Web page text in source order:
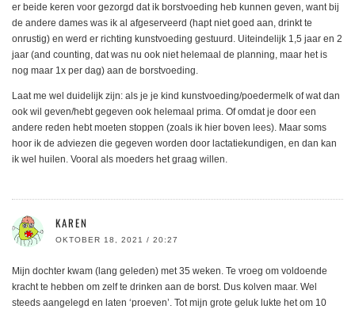
er beide keren voor gezorgd dat ik borstvoeding heb kunnen geven, want bij
de andere dames was ik al afgeserveerd (hapt niet goed aan, drinkt te
onrustig) en werd er richting kunstvoeding gestuurd. Uiteindelijk 1,5 jaar en 2
jaar (and counting, dat was nu ook niet helemaal de planning, maar het is
nog maar 1x per dag) aan de borstvoeding.
Laat me wel duidelijk zijn: als je je kind kunstvoeding/poedermelk of wat dan
ook wil geven/hebt gegeven ook helemaal prima. Of omdat je door een
andere reden hebt moeten stoppen (zoals ik hier boven lees). Maar soms
hoor ik de adviezen die gegeven worden door lactatiekundigen, en dan kan
ik wel huilen. Vooral als moeders het graag willen.
KAREN
OKTOBER 18, 2021 / 20:27
Mijn dochter kwam (lang geleden) met 35 weken. Te vroeg om voldoende
kracht te hebben om zelf te drinken aan de borst. Dus kolven maar. Wel
steeds aangelegd en laten ‘proeven’. Tot mijn grote geluk lukte het om 10